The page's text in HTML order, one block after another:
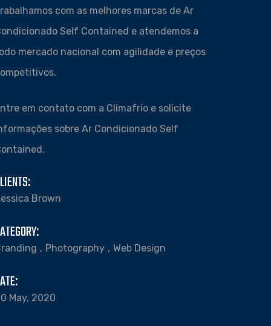
com as melhores marcas de Ar
Self Contained e atendemos a
mercado nacional com agilidade e preços
em contato com a Climafrio e solicite
sobre Ar Condicionado Self
Brown
Photography Web Design
May, 2020